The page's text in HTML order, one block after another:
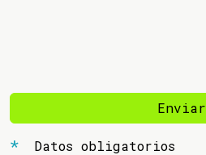
Enviar
Datos obligatorios